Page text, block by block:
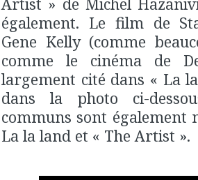
Artist » de Michel
également. Le film de
Gene Kelly (comme
comme le cinéma de
largement cité dans « La
dans la photo ci-
communs sont également
La la land et « The Artist ».